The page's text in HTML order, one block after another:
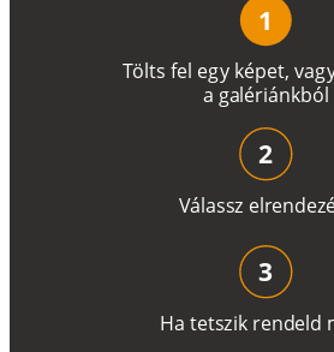
Tölts fel egy képet, vag
a galériánkból
1
Válassz elrendez
2
Ha tetszik rendeld
3